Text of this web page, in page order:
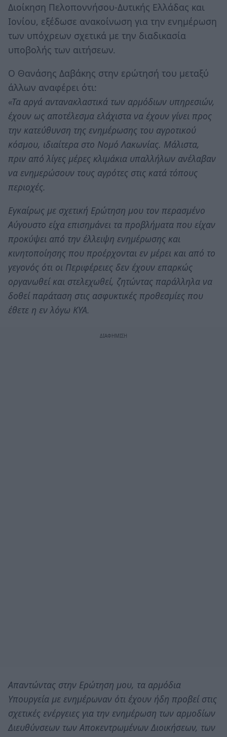
Διοίκηση Πελοποννήσου-Δυτικής Ελλάδας και
Ιονίου, εξέδωσε ανακοίνωση για την ενημέρωση
των υπόχρεων σχετικά με την διαδικασία
υποβολής των αιτήσεων.
Ο Θανάσης Δαβάκης στην ερώτησή του μεταξύ
άλλων αναφέρει ότι:
«Τα αργά αντανακλαστικά των αρμόδιων υπηρεσιών,
έχουν ως αποτέλεσμα ελάχιστα να έχουν γίνει προς
την κατεύθυνση της ενημέρωσης του αγροτικού
κόσμου, ιδιαίτερα στο Νομό Λακωνίας. Μάλιστα,
πριν από λίγες μέρες κλιμάκια υπαλλήλων ανέλαβαν
να ενημερώσουν τους αγρότες στις κατά τόπους
περιοχές.
Εγκαίρως με σχετική Ερώτηση μου τον περασμένο
Αύγουστο είχα επισημάνει τα προβλήματα που είχαν
προκύψει από την έλλειψη ενημέρωσης και
κινητοποίησης που προέρχονται εν μέρει και από το
γεγονός ότι οι Περιφέρειες δεν έχουν επαρκώς
οργανωθεί και στελεχωθεί, ζητώντας παράλληλα να
δοθεί παράταση στις ασφυκτικές προθεσμίες που
έθετε η εν λόγω ΚΥΑ.
Απαντώντας στην Ερώτηση μου, τα αρμόδια
Υπουργεία με ενημέρωναν ότι έχουν ήδη προβεί στις
σχετικές ενέργειες για την ενημέρωση των αρμοδίων
Διευθύνσεων των Αποκεντρωμένων Διοικήσεων, των